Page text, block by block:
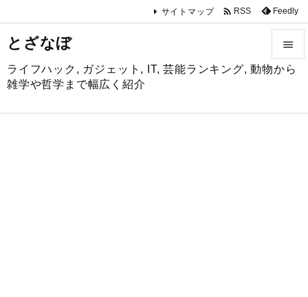
とざなぼ
ライフハック, ガジェット, IT, 芸能ランキング, 動物から
雑学や哲学まで幅広く紹介



サイトマップ  RSS Feedly